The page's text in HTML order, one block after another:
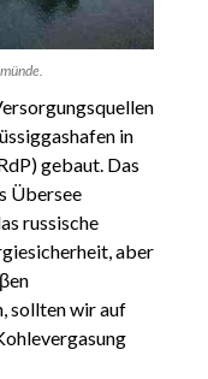
in
gebaut. Das
Übersee
russische
aber
sollten wir auf